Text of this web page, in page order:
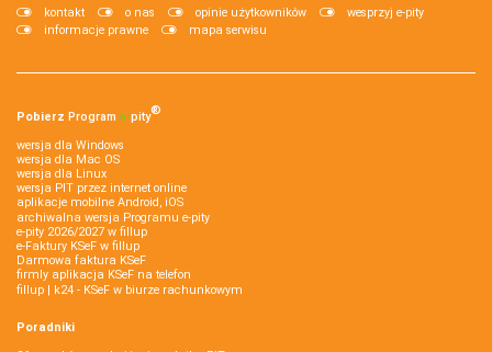
kontakt o nas opinie użytkowników
wesprzyj e-pity
informacje prawne
mapa serwisu
Pobierz Program e‑pity®
wersja dla Windows
wersja dla Mac OS
wersja dla Linux
wersja PIT przez internet online
aplikacje mobilne Android, iOS
archiwalna wersja Programu e-pity
e-pity 2026/2027 w fillup
e‑Faktury KSeF w fillup
Darmowa faktura KSeF
firmly aplikacja KSeF na telefon
fillup | k24 - KSeF w biurze rachunkowym
Poradniki